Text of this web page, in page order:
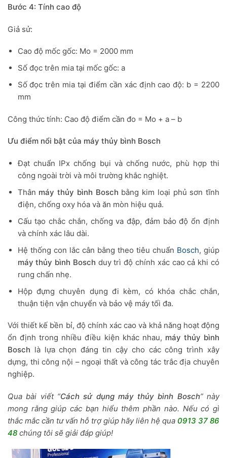
Bước 4: Tính cao độ
Giả sử:
Cao độ mốc gốc: Mo = 2000 mm
Số đọc trên mia tại mốc gốc: a
Số đọc trên mia tại điểm cần xác định cao độ: b = 2200
mm
Công thức tính: Cao độ điểm cần đo = Mo + a – b
Ưu điểm nổi bật của máy thủy bình Bosch
Đạt chuẩn IPx chống bụi và chống nước, phù hợp thi
công ngoài trời và môi trường khắc nghiệt.
Thân máy thủy bình Bosch bằng kim loại phủ sơn tĩnh
điện, chống oxy hóa và ăn mòn hiệu quả.
Cấu tạo chắc chắn, chống va đập, đảm bảo độ ổn định
và chính xác lâu dài.
Hệ thống con lắc cân bằng theo tiêu chuẩn Bosch, giúp
máy thủy bình Bosch duy trì độ chính xác cao cả khi có
rung chấn nhẹ.
Hộp đựng chuyên dụng đi kèm, có khóa chắc chắn,
thuận tiện vận chuyển và bảo vệ máy tối đa.
Với thiết kế bền bỉ, độ chính xác cao và khả năng hoạt động
ổn định trong nhiều điều kiện khác nhau, máy thủy bình
Bosch là lựa chọn đáng tin cậy cho các công trình xây
dựng, thi công nội – ngoại thất và công tác trắc địa chuyên
nghiệp.
Qua bài viết “Cách sử dụng máy thủy bình Bosch” này
mong rằng giúp các bạn hiểu thêm phần nào. Nếu có gì
thắc mắc cần tư vấn hỗ trợ giúp hãy liên hệ qua 0913 37 86
48 chúng tôi sẽ giải đáp giúp!